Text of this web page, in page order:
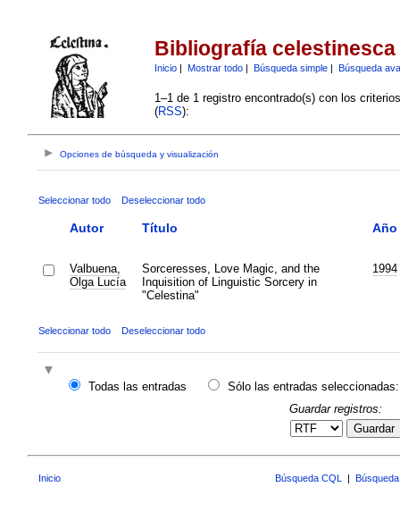
Bibliografía celestinesca
Inicio| Mostrar todo| Búsqueda simple| Búsqueda
1–1 de 1 registro encontrado(s) con los
(RSS):
Opciones de búsqueda y visualización
Seleccionar todo Deseleccionar todo
Autor Título Año
Valbuena,
Olga Lucía
Sorceresses, Love Magic, and the
Inquisition of Linguistic Sorcery in
"Celestina"
1994
Seleccionar todo Deseleccionar todo
Todas las entradas
Sólo las entradas seleccionadas:
Guardar registros:
Guardar
Inicio Búsqueda CQL